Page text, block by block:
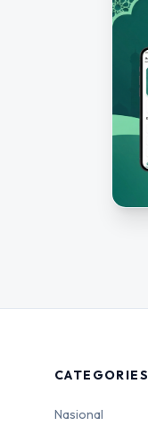
CATEGORIES
Nasional